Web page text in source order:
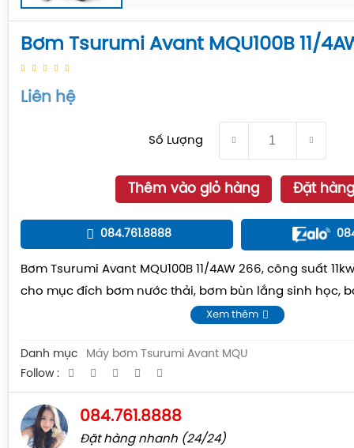
Bơm Tsurumi Avant MQU100B 11/
Liên hệ
Số Lượng
Thêm vào giỏ hàng Đặt hàng
084.761.8888
Bơm Tsurumi Avant MQU100B 11/4AW 266, công suất
cho mục đích bơm nước thải, bơm bùn lắng sinh học,
Xem thêm
Danh mục
Máy bơm Tsurumi Avant MQU
Follow :
084.761.8888
Đặt hàng nhanh (24/24)